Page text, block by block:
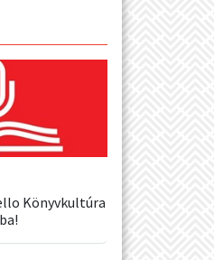
Könyvkultúra